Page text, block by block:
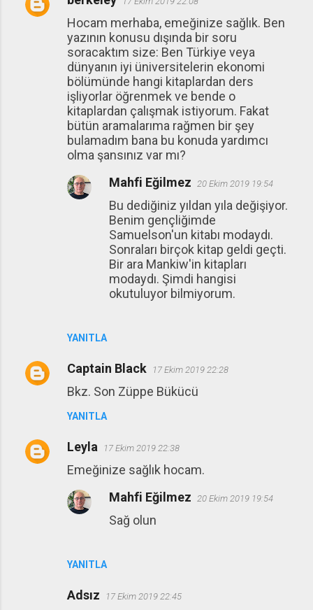
Hocam merhaba, emeğinize sağlık. Ben
yazının konusu dışında bir soru
soracaktım size: Ben Türkiye veya
dünyanın iyi üniversitelerin ekonomi
bölümünde hangi kitaplardan ders
işliyorlar öğrenmek ve bende o
kitaplardan çalışmak istiyorum. Fakat
bütün aramalarıma rağmen bir şey
bulamadım bana bu konuda yardımcı
olma şansınız var mı?
YANITLA
Mahfi Eğilmez 20 Ekim 2019 19:54
Bu dediğiniz yıldan yıla değişiyor.
Benim gençliğimde
Samuelson'un kitabı modaydı.
Sonraları birçok kitap geldi geçti.
Bir ara Mankiw'in kitapları
modaydı. Şimdi hangisi
okutuluyor bilmiyorum.
Captain Black 17 Ekim 2019 22:28
Bkz. Son Züppe Bükücü
YANITLA
Leyla 17 Ekim 2019 22:38
Emeğinize sağlık hocam.
YANITLA
Mahfi Eğilmez 20 Ekim 2019 19:54
Sağ olun
Adsız 17 Ekim 2019 22:45